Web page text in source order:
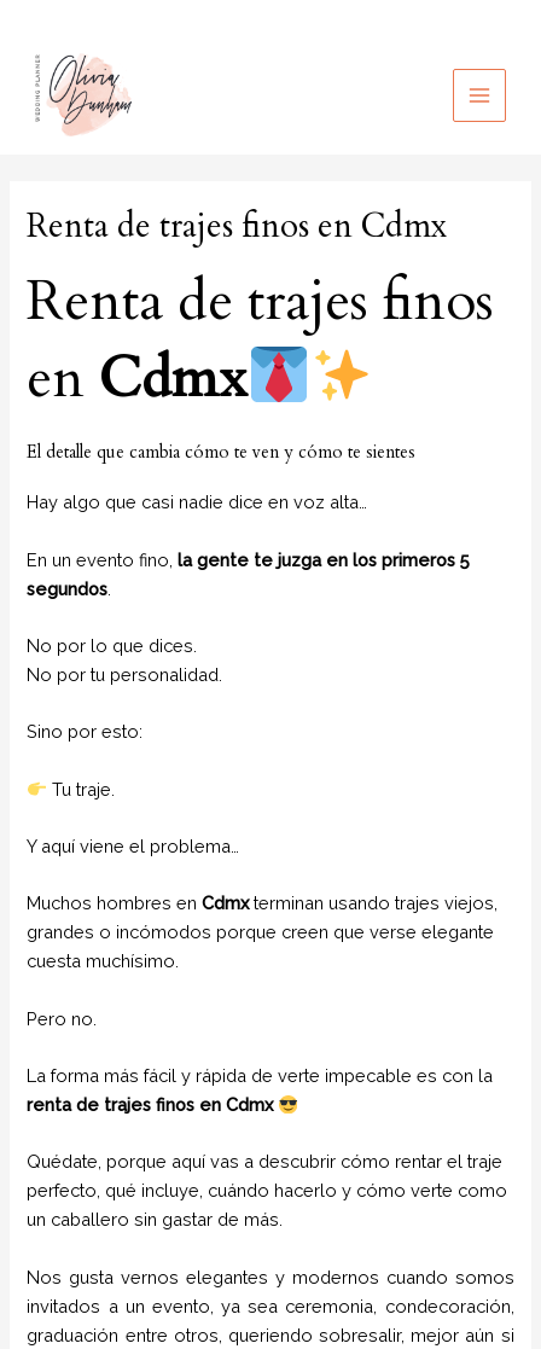
contenido
MAIN
Renta de trajes finos en Cdmx
Renta de trajes finos
en Cdmx
El detalle que cambia cómo te ven y cómo te sientes
Hay algo que casi nadie dice en voz alta…
En un evento fino,la gente te juzga en los primeros 5
segundos
No por lo que dices.
No por tu personalidad.
Sino por esto:
Tu traje.
Y aquí viene el problema…
Muchos hombres enCdmxterminan usando trajes viejos,
grandes o incómodos porque creen que verse elegante
cuesta muchísimo.
Pero no.
La forma más fácil y rápida de verte impecable es con la
renta de trajes finos en Cdmx
Quédate, porque aquí vas a descubrir cómo rentar el traje
perfecto, qué incluye, cuándo hacerlo y cómo verte como
un caballero sin gastar de más.
Nos gusta vernos elegantes y modernos cuando somos
invitados a un evento, ya sea ceremonia, condecoración,
graduación entre otros, queriendo sobresalir, mejor aún si